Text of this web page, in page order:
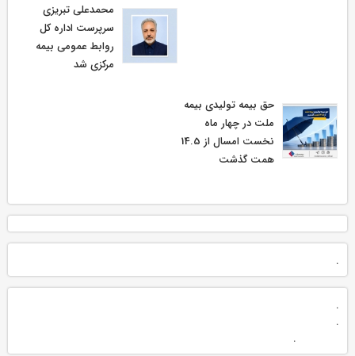
محمدعلی تبریزی
سرپرست اداره كل
روابط عمومی بیمه
مركزی شد
حق بیمه تولیدی بیمه
ملت در چهار ماه
نخست امسال از 14.5
همت گذشت
.
.
.
.